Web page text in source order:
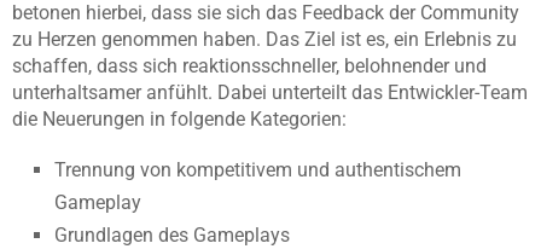
betonen hierbei, dass sie sich das Feedback der Community
zu Herzen genommen haben. Das Ziel ist es, ein Erlebnis zu
schaffen, dass sich reaktionsschneller, belohnender und
unterhaltsamer anfühlt. Dabei unterteilt das Entwickler-Team
die Neuerungen in folgende Kategorien:
Trennung von kompetitivem und authentischem
Gameplay
Grundlagen des Gameplays